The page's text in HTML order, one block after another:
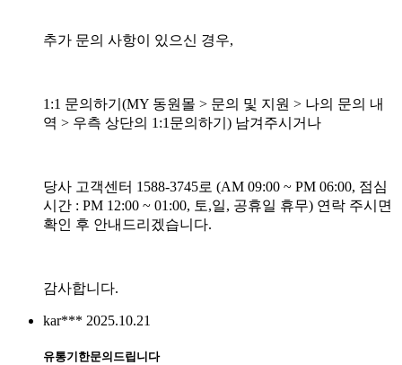
추가 문의 사항이 있으신 경우,
1:1 문의하기(MY 동원몰 > 문의 및 지원 > 나의 문의 내
역 > 우측 상단의 1:1문의하기) 남겨주시거나
당사 고객센터 1588-3745로 (AM 09:00 ~ PM 06:00, 점심
시간 : PM 12:00 ~ 01:00, 토,일, 공휴일 휴무) 연락 주시면
확인 후 안내드리겠습니다.
감사합니다.
kar*** 2025.10.21
유통기한문의드립니다